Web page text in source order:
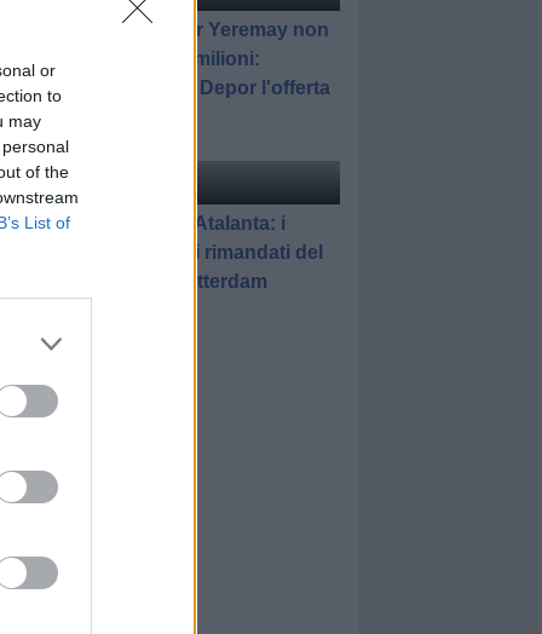
or
to
may
of the
List of
Atalanta, per Yeremay non
bastano 33 milioni:
respinta dal Depor l'offerta
di Gianluca Pirovano
Feyenoord-Atalanta: i
promossi e i rimandati del
match di Rotterdam